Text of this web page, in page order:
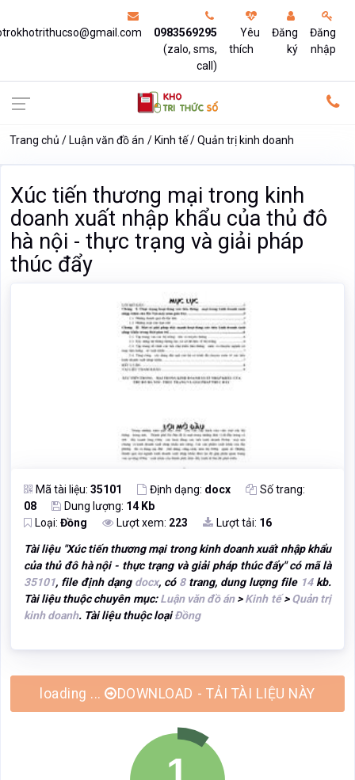
0983569295
(zalo, sms,
call)
Yêu
thích
Đăng
ký
Đăng
nhập
Trang chủ Luận văn đồ án Kinh tế Quản trị kinh doanh
Xúc tiến thương mại trong kinh
doanh xuất nhập khẩu của thủ đô
hà nội - thực trạng và giải pháp
thúc đẩy
Mã tài liệu: 35101 Định dạng: docx
Số trang:
08
Dung lượng: 14 Kb
Loại: Đồng Lượt xem: 223 Lượt tải: 16
Tài liệu "Xúc tiến thương mại trong kinh doanh xuất nhập khẩu
của thủ đô hà nội - thực trạng và giải pháp thúc đẩy" có mã là
35101, file định dạng docx, có 8trang, dung lượng file 14kb.
Tài liệu thuộc chuyên mục:Luận văn đồ án>Kinh tế>Quản trị
kinh doanh. Tài liệu thuộc loạiĐồng
DOWNLOAD - TẢI TÀI LIỆU NÀY